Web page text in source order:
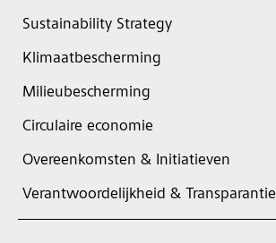
Sustainability Strategy
Klimaatbescherming
Milieubescherming
Circulaire economie
Overeenkomsten & Initiatieven
Verantwoordelijkheid & Transparantie